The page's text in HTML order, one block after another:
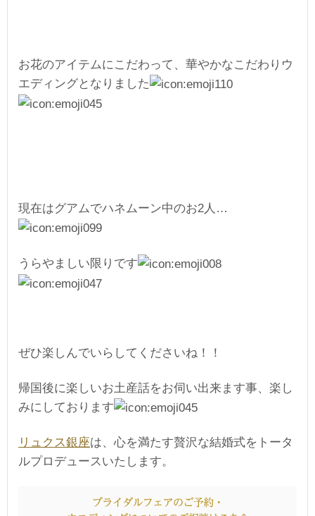
お花のアイテムにこだわって、華やかなこだわりウ
エディングとなりました
現在はグアムでハネムーン中のお2人…
うらやましい限りです
ぜひ楽しんでいらしてくださいね！！
帰国後に楽しいお土産話をお伺い出来ます事、楽し
みにしております
リュクス銀座は、心を満たす贅沢な結婚式をトータ
ルプロデュースいたします。